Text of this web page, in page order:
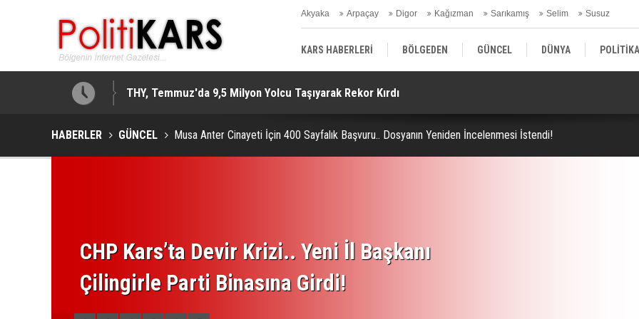
Akyaka Arpaçay Digor Kağızman Sarıkamış Selim Susuz
KARS HABERLERİ BÖLGEDEN GÜNCEL DÜNYA POLİTİKA
EKONOMİ | FİNANS | OTOMOTİV
THY, Temmuz'da 9,5 Milyon Yolcu Taşıyarak Rekor Kırdı
Iğdır’da Dijital Medya Çalıştayı.. Bakan Gürlek Gündeme İlişkin Soruları Yanıtladı!
HABERLER GÜNCEL Musa Anter Cinayeti İçin 400 Sayfalık Başvuru.. Dosyanın Yeniden İncelenmesi İstendi!
CHP Kars’ta Devir Krizi.. Yeni İl Başkanı
Çilingirle Parti Binasına Girdi!